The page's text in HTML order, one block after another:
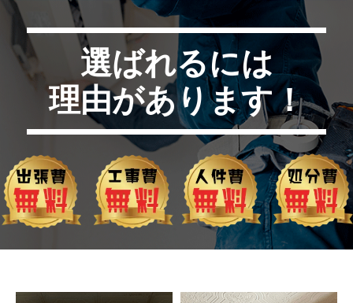
選ばれるには
理由があります！